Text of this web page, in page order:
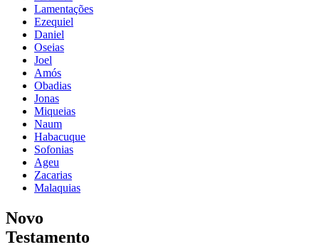
Lamentações
Ezequiel
Daniel
Oseias
Joel
Amós
Obadias
Jonas
Miqueias
Naum
Habacuque
Sofonias
Ageu
Zacarias
Malaquias
Novo
Testamento